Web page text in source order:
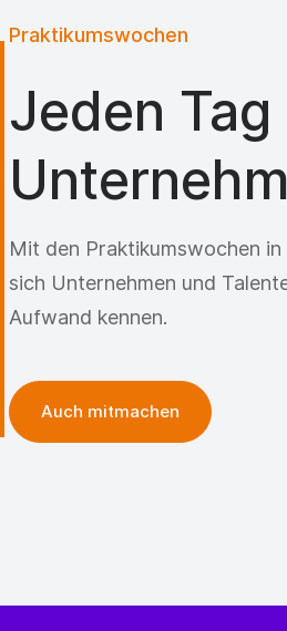
Praktikumswochen
Jeden Tag
Mit den Praktikumswochen
sich Unternehmen und
Aufwand kennen.
Auch mitmachen